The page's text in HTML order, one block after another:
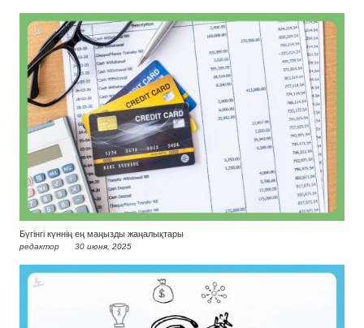
Бүгінгі күннің ең маңызды жаңалықтары
редактор 30 июня, 2025